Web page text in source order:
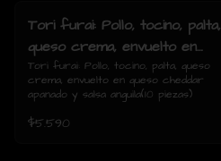
Tori furai: Pollo, tocino, palta,
queso crema, envuelto en
queso cheddar apanado y
salsa anguila(10 piezas)
Tori furai: Pollo, tocino, palta, queso
crema, envuelto en queso cheddar
apanado y salsa anguila(10 piezas)
$5.590